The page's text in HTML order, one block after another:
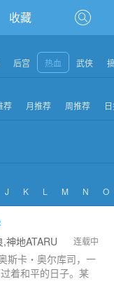
收藏
后宫 热血 武侠
荐 月推荐 周推荐
J K L M N O
神地ATARU
连载中
斯卡‧奥尔库司，一
着和平的日子。某